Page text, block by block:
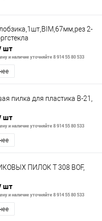
2-
шт
и наличие уточняйте 8 914 55 80 533
пилка для пластика В-21,
шт
и наличие уточняйте 8 914 55 80 533
ПИЛОК Т 308 ВOF,
шт
и наличие уточняйте 8 914 55 80 533